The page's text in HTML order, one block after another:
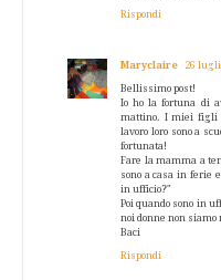
Rispondi
Maryclaire 26
Bellissimo post!
Io ho la fortuna di
mattino. I miei figli
lavoro loro sono a
fortunata!
Fare la mamma a
sono a casa in ferie
in ufficio?"
Poi quando sono in
noi donne non siamo
Baci
Rispondi